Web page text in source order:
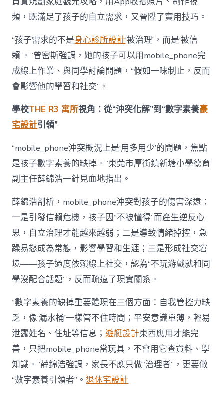
頻，既滿足了孩子的自立需求，又晉陞了實用技巧。
“孩子需求的不是身心診所設計‘被治理’，而是‘被信
賴’。”曾密斯強調，她的孩子可以用mobile_phone完
成線上作業、與同學討論問題，“假如一味制止，反而
會影響他的學習和社交”。
學校THE R3 寓所視角：從“沖突化解”到“數字素養豪
宅設計引領”
“mobile_phone沖突概況上是‘用多用少’的問題，焦點
是孩子數字素養的缺掉。”東莞市厚街鎮新塘小學德育
副主任薛錦浩一針見血地指出。
薛錦浩剖析，mobile_phone沖突對孩子的傷害深遠：
一是引發信賴危機，孩子因“不被懂得”而產生逆反心
思，自立治理才能越來越弱；二是導致情緒掉控，急
躁易怒成為常態，影響學習和生涯；三是形成社交窘
境——孩子過度依賴線上社交，認為“不玩游戲就和同
學沒配合話題”，反而疏遠了現實關系。
“數字素養的缺掉重要體現在三個方面：自我管控力缺
乏，像‘漏水桶’一樣管不住時間；平安意識單薄，輕易
泄露姓名、住址等信息；遊艇設計東西應用才能完
善，只把mobile_phone當玩具，不會用它查資料、學
知識。”薛錦浩強調，家長不應只做“治理者”，更要做
“數字素養引領者”。退休宅設計